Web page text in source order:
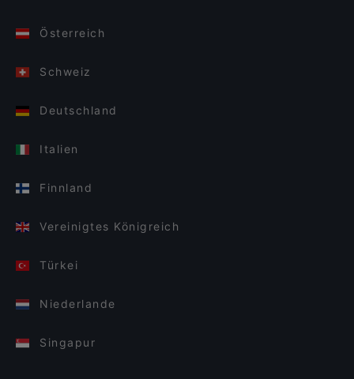
Österreich
Schweiz
Deutschland
Italien
Finnland
Vereinigtes Königreich
Türkei
Niederlande
Singapur